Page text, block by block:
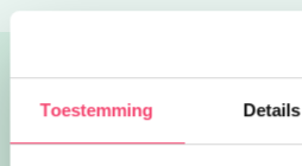
Toestemming Details
Lees
Alle blogs